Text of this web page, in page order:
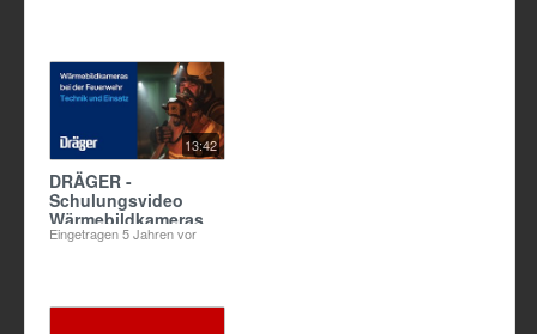
13:42
DRÄGER -
Schulungsvideo
Wärmebildkameras
Eingetragen5 Jahren vor